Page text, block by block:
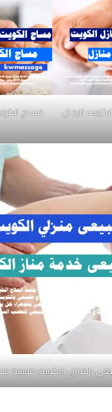
للرجال
مساج
بالمنزل بالكويت فلبينية